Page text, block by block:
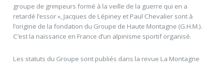
groupe de grimpeurs formé à la veille de la guerre qui en a
retardé l’essor », Jacques de Lépiney et Paul Chevalier sont à
l’origine de la fondation du Groupe de Haute Montagne (G.H.M.).
C’est la naissance en France d’un alpinisme sportif organisé.
Les statuts du Groupe sont publiés dans la revue La Montagne